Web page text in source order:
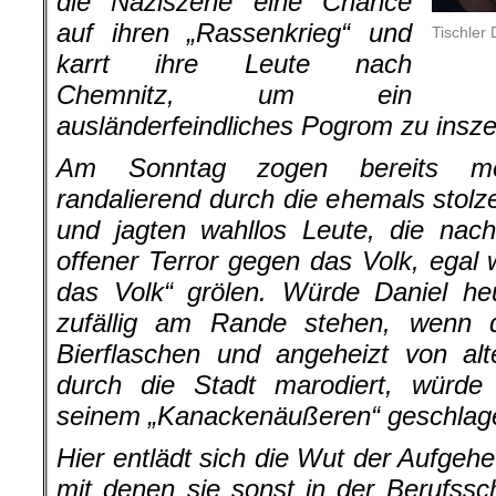
Tischler
auf ihren „Rassenkrieg“ und
karrt ihre Leute nach
Chemnitz, um ein
ausländerfeindliches Pogrom zu
Am Sonntag zogen bereits
randalierend durch die ehemals
und jagten wahllos Leute, die
offener Terror gegen das Volk, egal
das Volk“ grölen. Würde Daniel
zufällig am Rande stehen, wenn
Bierflaschen und angeheizt von
durch die Stadt marodiert,
seinem „Kanackenäußeren“
Hier entlädt sich die Wut der
mit denen sie sonst in der